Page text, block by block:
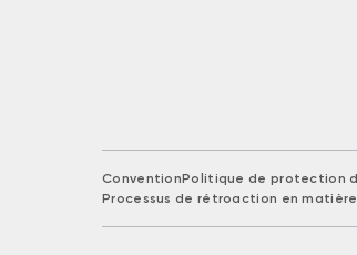
ConventionPolitique de protection
Processus de rétroaction en